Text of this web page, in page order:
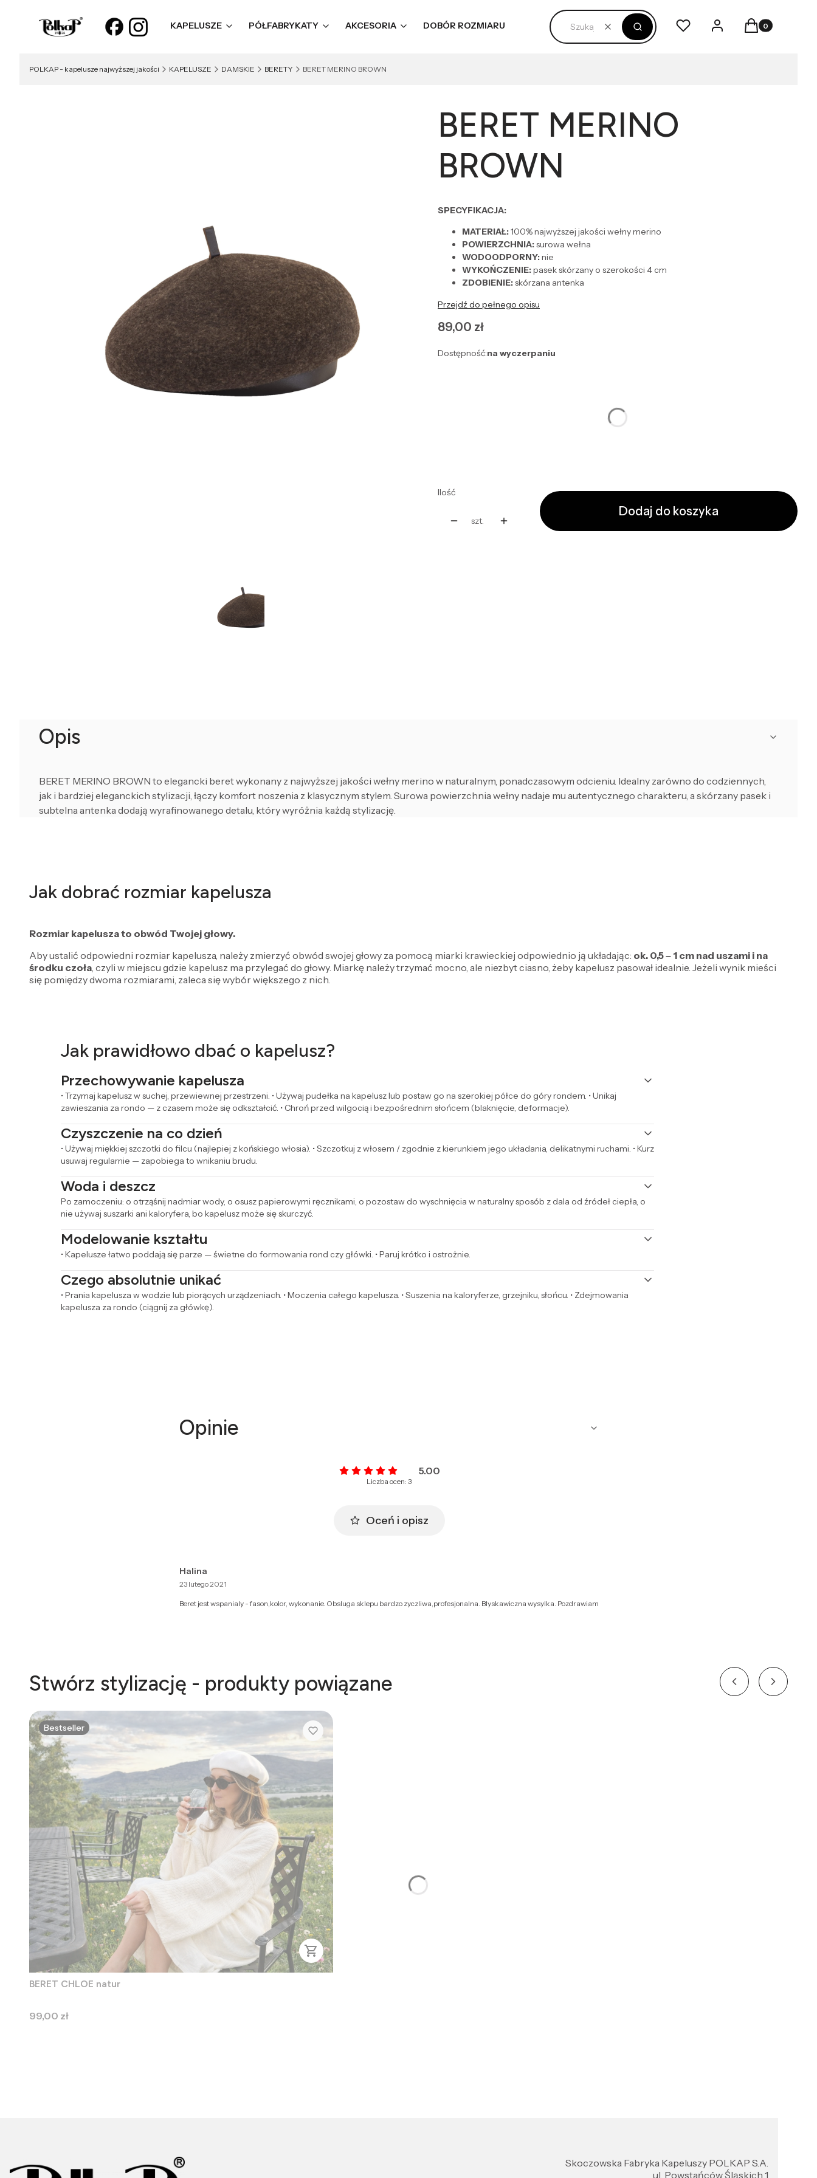
KAPELUSZE PÓŁFABRYKATY AKCESORIA DOBÓR ROZMIARU
WyczyśćSzukaj
Ulubione Zaloguj sięProdukty w
Koszyk
POLKAP - kapelusze najwyższej jakości KAPELUSZE DAMSKIE BERETY BERET MERINO BROWN
BERET MERINO
BROWN
SPECYFIKACJA:
MATERIAŁ:100% najwyższej jakości wełny merino
POWIERZCHNIA:surowa wełna
WODOODPORNY:nie
WYKOŃCZENIE:pasek skórzany o szerokości 4 cm
ZDOBIENIE:skórzana antenka
Przejdź do pełnego opisu
Cena
89,00 zł
Dostępność:na wyczerpaniu
Ilość
szt.
Dodaj do koszyka
Opis
BERET MERINO BROWN to elegancki beret wykonany z najwyższej jakości wełny merino w naturalnym, ponadczasowym odcieniu. Idealny zarówno do codziennych,
jak i bardziej eleganckich stylizacji, łączy komfort noszenia z klasycznym stylem. Surowa powierzchnia wełny nadaje mu autentycznego charakteru, a skórzany pasek i
subtelna antenka dodają wyrafinowanego detalu, który wyróżnia każdą stylizację.
Jak dobrać rozmiar kapelusza
Rozmiar kapelusza to obwód Twojej głowy.
Aby ustalić odpowiedni rozmiar kapelusza, należy zmierzyć obwód swojej głowy za pomocą miarki krawieckiej odpowiednio ją układając: ok. 0,5 – 1 cm nad uszami i na
środku czoła, czyli w miejscu gdzie kapelusz ma przylegać do głowy. Miarkę należy trzymać mocno, ale niezbyt ciasno, żeby kapelusz pasował idealnie. Jeżeli wynik mieści
się pomiędzy dwoma rozmiarami, zaleca się wybór większego z nich.
Jak prawidłowo dbać o kapelusz?
Przechowywanie kapelusza
• Trzymaj kapelusz w suchej, przewiewnej przestrzeni. • Używaj pudełka na kapelusz lub postaw go na szerokiej półce do góry rondem. • Unikaj
zawieszania za rondo — z czasem może się odkształcić. • Chroń przed wilgocią i bezpośrednim słońcem (blaknięcie, deformacje).
Czyszczenie na co dzień
• Używaj miękkiej szczotki do filcu (najlepiej z końskiego włosia). • Szczotkuj z włosem / zgodnie z kierunkiem jego układania, delikatnymi ruchami. • Kurz
usuwaj regularnie — zapobiega to wnikaniu brudu.
Woda i deszcz
Po zamoczeniu: o otrząśnij nadmiar wody, o osusz papierowymi ręcznikami, o pozostaw do wyschnięcia w naturalny sposób z dala od źródeł ciepła, o
nie używaj suszarki ani kaloryfera, bo kapelusz może się skurczyć.
Modelowanie kształtu
• Kapelusze łatwo poddają się parze — świetne do formowania rond czy główki. • Paruj krótko i ostrożnie.
Czego absolutnie unikać
• Prania kapelusza w wodzie lub piorących urządzeniach. • Moczenia całego kapelusza. • Suszenia na kaloryferze, grzejniku, słońcu. • Zdejmowania
kapelusza za rondo (ciągnij za główkę).
Opinie
5.00
Liczba ocen: 3
Oceń i opisz
Halina
23 lutego 2021
Beret jest wspanialy - fason,kolor, wykonanie. Obsluga sklepu bardzo zyczliwa,profesjonalna. Blyskawiczna wysylka. Pozdrawiam
Stwórz stylizację - produkty powiązane
Bestseller
BERET CHLOE natur
Cena
99,00 zł
Skoczowska Fabryka Kapeluszy POLKAP S.A.
ul. Powstańców Śląskich 1